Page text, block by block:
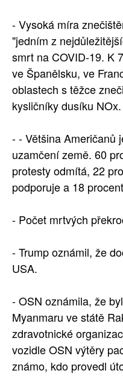
- Vysoká míra
"jedním z
smrt na COVID-19. K
ve Španělsku, ve
oblastech s těžce
kysličníky dusíku NOx.
- - Většina Američanů
uzamčení země. 60
protesty odmítá, 22
podporuje a 18
- Počet mrtvých
- Trump oznámil, že
USA.
- OSN oznámila, že
Myanmaru ve státě
zdravotnické
vozidle OSN výtěry
známo, kdo provedl